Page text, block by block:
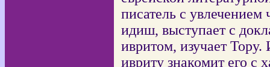
писатель с увлечением
идиш, выступает с
ивритом, изучает
ивриту знакомит его с